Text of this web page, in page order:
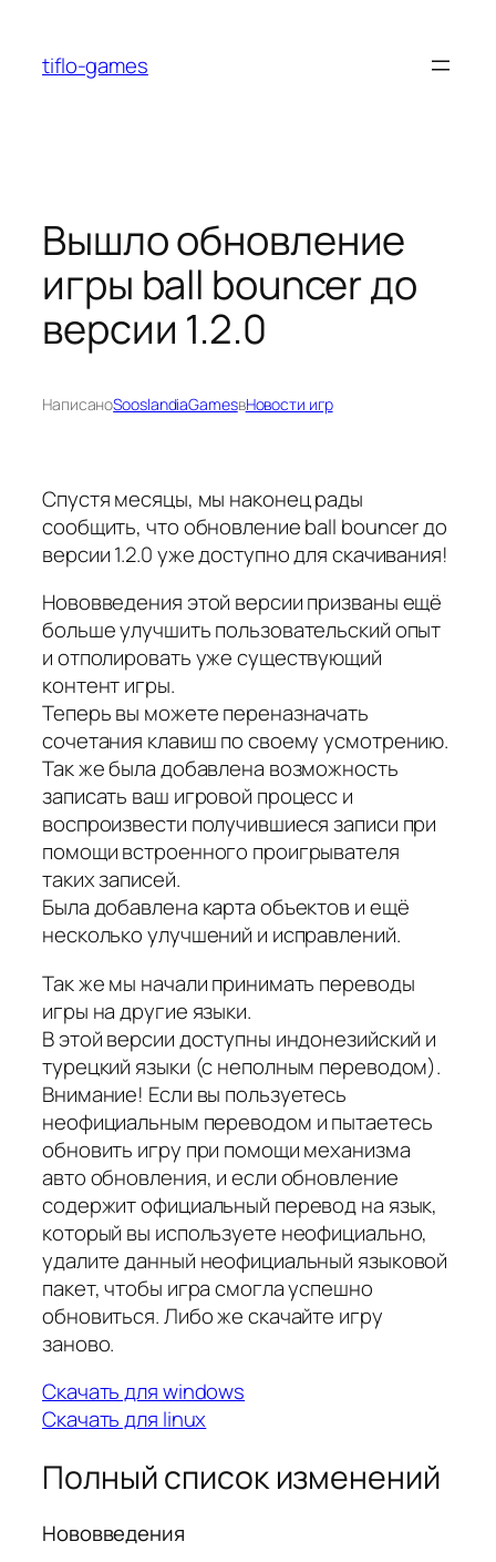
содержимому
tiflo-games
Вышло обновление
игры ball bouncer до
версии 1.2.0
НаписаноSooslandiaGamesвНовости игр
Спустя месяцы, мы наконец рады
сообщить, что обновление ball bouncer до
версии 1.2.0 уже доступно для скачивания!
Нововведения этой версии призваны ещё
больше улучшить пользовательский опыт
и отполировать уже существующий
контент игры.
Теперь вы можете переназначать
сочетания клавиш по своему усмотрению.
Так же была добавлена возможность
записать ваш игровой процесс и
воспроизвести получившиеся записи при
помощи встроенного проигрывателя
таких записей.
Была добавлена карта объектов и ещё
несколько улучшений и исправлений.
Так же мы начали принимать переводы
игры на другие языки.
В этой версии доступны индонезийский и
турецкий языки (с неполным переводом).
Внимание! Если вы пользуетесь
неофициальным переводом и пытаетесь
обновить игру при помощи механизма
авто обновления, и если обновление
содержит официальный перевод на язык,
который вы используете неофициально,
удалите данный неофициальный языковой
пакет, чтобы игра смогла успешно
обновиться. Либо же скачайте игру
заново.
Скачать для windows
Скачать для linux
Полный список изменений
Нововведения